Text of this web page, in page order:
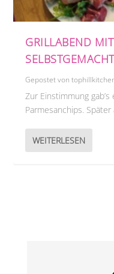
GRILLABEND
Gepostet von
Zur Einstimmung
Parmesanchips. Später
WEITERLESEN